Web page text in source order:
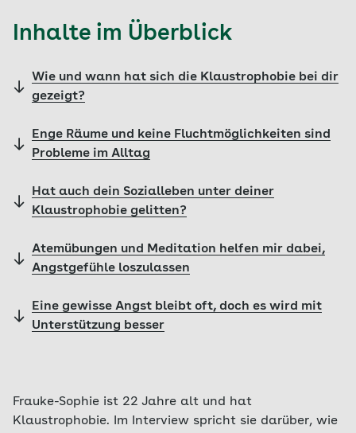
Inhalte im Überblick
Wie und wann hat sich die Klaustrophobie bei dir
gezeigt?
Enge Räume und keine Fluchtmöglichkeiten sind
Probleme im Alltag
Hat auch dein Sozialleben unter deiner
Klaustrophobie gelitten?
Atemübungen und Meditation helfen mir dabei,
Angstgefühle loszulassen
Eine gewisse Angst bleibt oft, doch es wird mit
Unterstützung besser
Frauke-Sophie ist 22 Jahre alt und hat
Klaustrophobie. Im Interview spricht sie darüber, wie